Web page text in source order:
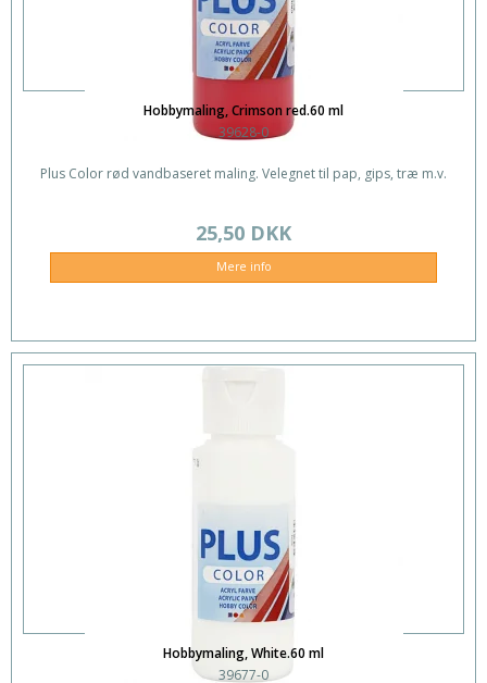
Hobbymaling, Crimson red.60 ml
39628-0
Plus Color rød vandbaseret maling. Velegnet til pap, gips, træ m.v.
25,50 DKK
Mere info
Hobbymaling, White.60 ml
39677-0